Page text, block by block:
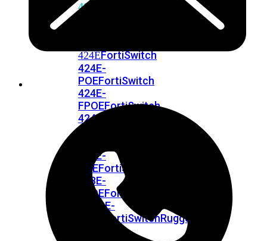
400
424EFortiSwitch
424E-
POEFortiSwitch
424E-
FPOEFortiSwitch
424E-
Fiber
448E-
POEFortiSwitch
448E-
FPOEFortiSwitch
M426E-
FortiSwitchRugged